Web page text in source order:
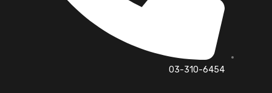
03-310-6454